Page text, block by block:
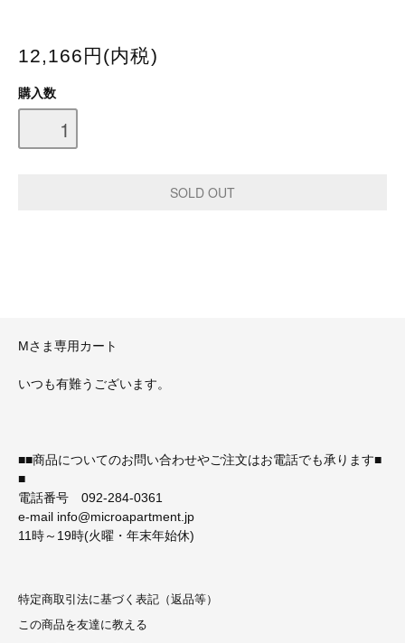
12,166円(内税)
購入数
Mさま専用カート
いつも有難うございます。
■■商品についてのお問い合わせやご注文はお電話でも承ります■
■
電話番号 092-284-0361
e-mail info@microapartment.jp
11時～19時(火曜・年末年始休)
特定商取引法に基づく表記（返品等）
この商品を友達に教える